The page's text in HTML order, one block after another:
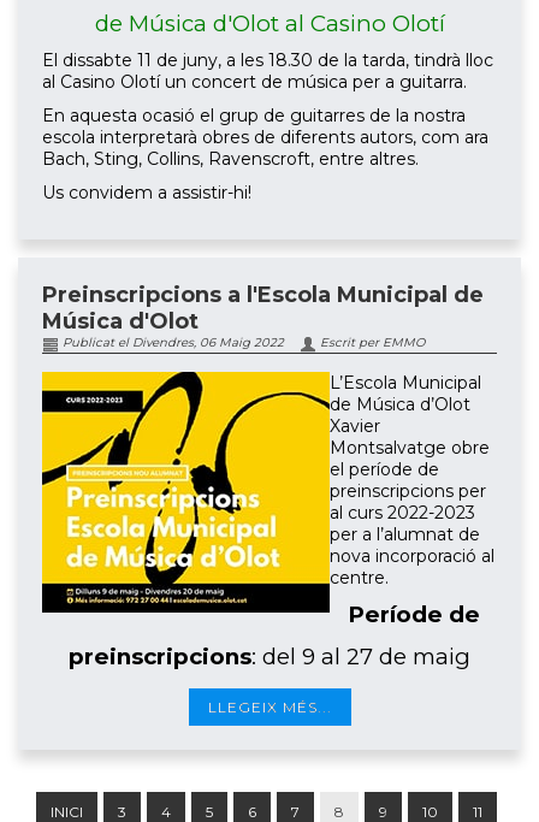
de Música d'Olot al Casino Olotí
El dissabte 11 de juny, a les 18.30 de la tarda, tindrà lloc
al Casino Olotí un concert de música per a guitarra.
En aquesta ocasió el grup de guitarres de la nostra
escola interpretarà obres de diferents autors, com ara
Bach, Sting, Collins, Ravenscroft, entre altres.
Us convidem a assistir-hi!
Preinscripcions a l'Escola Municipal de
Música d'Olot
Publicat el Divendres, 06 Maig 2022 Escrit per EMMO
L’Escola Municipal
de Música d’Olot
Xavier
Montsalvatge obre
el període de
preinscripcions per
al curs 2022-2023
per a l’alumnat de
nova incorporació al
centre.
Període de
preinscripcions: del 9 al 27 de maig
LLEGEIX MÉS...
INICI 3 4 5 6 7 8 9 10 11